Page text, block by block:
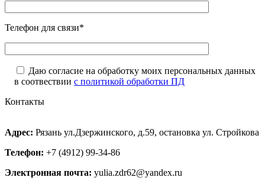
Телефон для связи*
Даю согласие на обработку моих персональных данных
в соотвествии с политикой обработки ПД
Контакты
Адрес: Рязань ул.Дзержинского, д.59, остановка ул. Стройкова
Телефон: +7 (4912) 99-34-86
Электронная почта: yulia.zdr62@yandex.ru